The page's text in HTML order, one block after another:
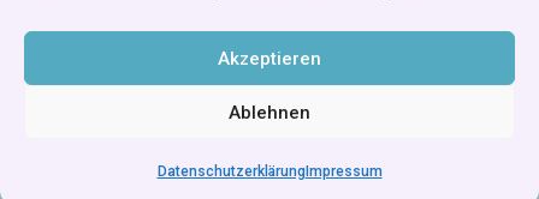
Akzeptieren
Ablehnen
DatenschutzerklärungImpressum
Movienet Film - München